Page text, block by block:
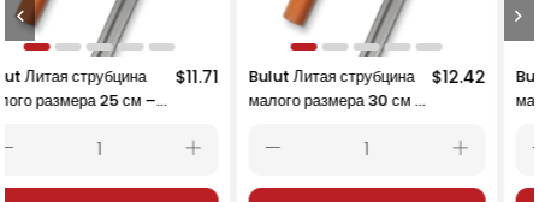
$11.71
Bulut Литая струбцина
малого размера 30 см –
$12.42
Bulut Литая струбцина
малого размера 35 см –